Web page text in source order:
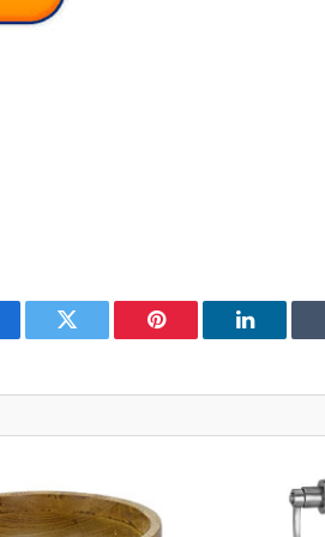
Twitter Pinterest LinkedIn